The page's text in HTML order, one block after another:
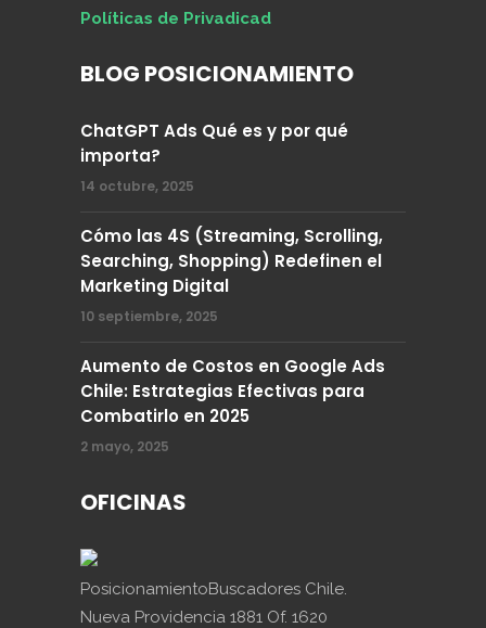
Políticas de Privadicad
BLOG POSICIONAMIENTO
ChatGPT Ads Qué es y por qué
importa?
14 octubre, 2025
Cómo las 4S (Streaming, Scrolling,
Searching, Shopping) Redefinen el
Marketing Digital
10 septiembre, 2025
Aumento de Costos en Google Ads
Chile: Estrategias Efectivas para
Combatirlo en 2025
2 mayo, 2025
OFICINAS
PosicionamientoBuscadores Chile.
Nueva Providencia 1881 Of. 1620